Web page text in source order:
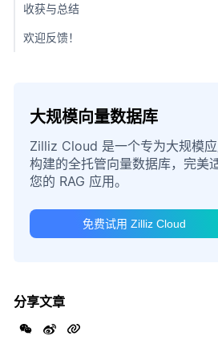
收获与总结
欢迎反馈！
大规模向量数据库
Zilliz Cloud 是一个专为大规模应
构建的全托管向量数据库，完美
您的 RAG 应用。
免费试用 Zilliz Cloud
分享文章